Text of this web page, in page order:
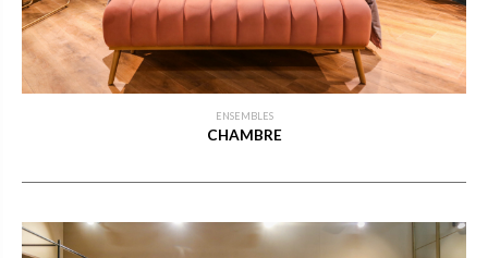
ENSEMBLES
CHAMBRE